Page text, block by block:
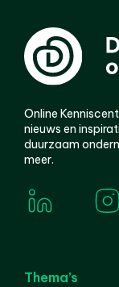
Online
nieuws en
duurzaam
meer.
Thema’s